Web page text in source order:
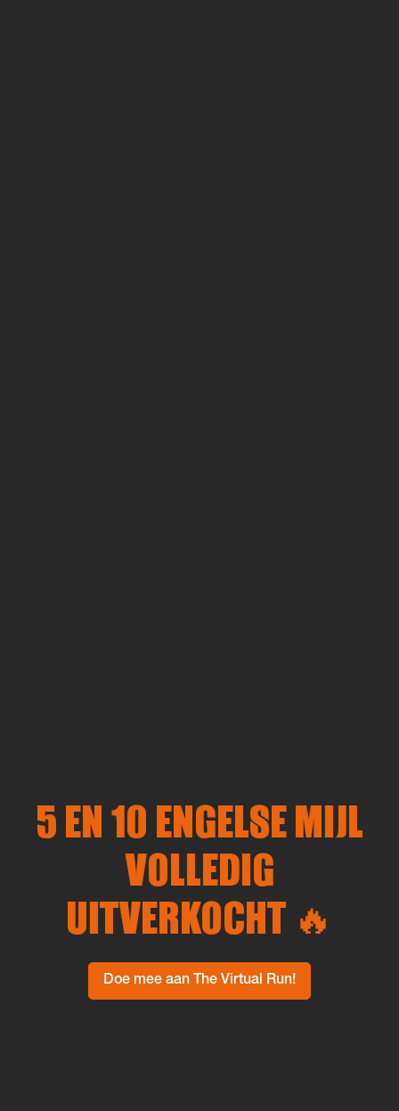
5 EN 10 ENGELSE MIJL
VOLLEDIG
UITVERKOCHT 🔥
Doe mee aan The Virtual Run!